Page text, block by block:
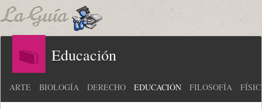
Educación
ARTE BIOLOGÍA DERECHO EDUCACIÓN FILOSOFÍA